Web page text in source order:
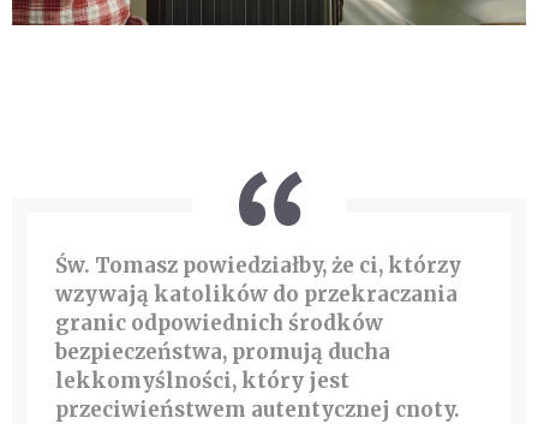
Św. Tomasz powiedziałby, że ci, którzy
wzywają katolików do przekraczania
granic odpowiednich środków
bezpieczeństwa, promują ducha
lekkomyślności, który jest
przeciwieństwem autentycznej cnoty.